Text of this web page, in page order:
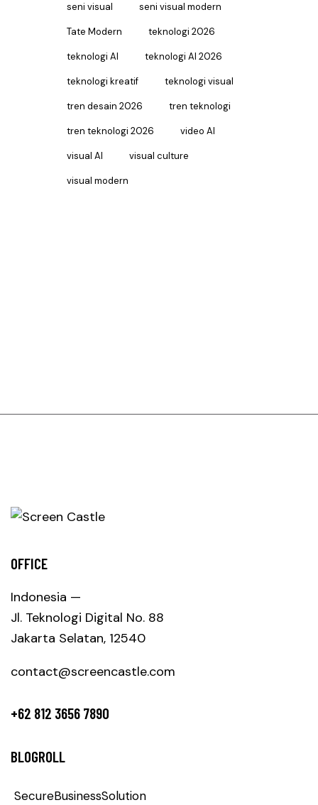
seni visual seni visual modern
Tate Modern teknologi 2026
teknologi AI teknologi AI 2026
teknologi kreatif teknologi visual
tren desain 2026 tren teknologi
tren teknologi 2026 video AI
visual AI visual culture
visual modern
OFFICE
Indonesia —
Jl. Teknologi Digital No. 88
Jakarta Selatan, 12540
contact@screencastle.com
+62 812 3656 7890
BLOGROLL
SecureBusinessSolution